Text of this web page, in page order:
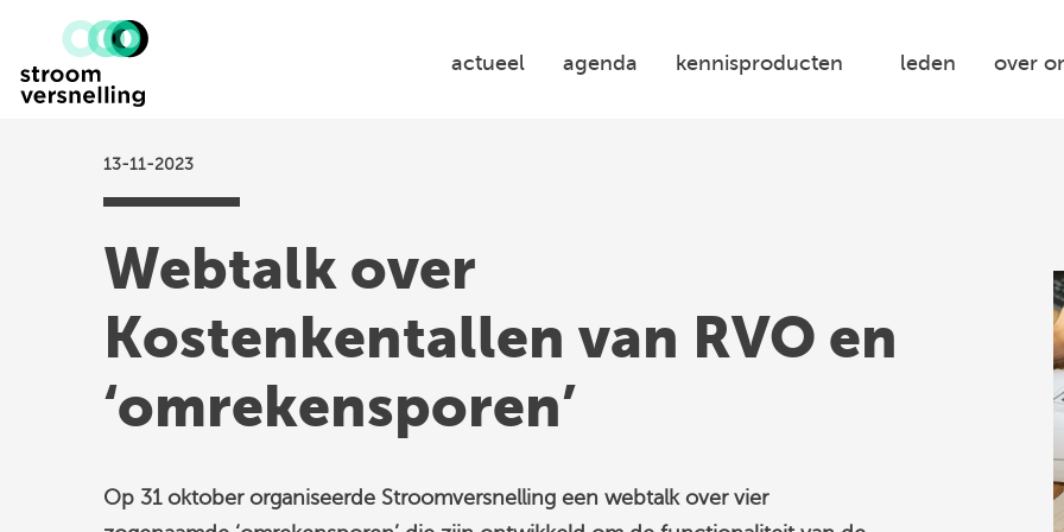
Stroomversnelling
actueel agenda kennisproducten leden over
13-11-2023
Webtalk over
Kostenkentallen van RVO en
‘omrekensporen’
Op 31 oktober organiseerde Stroomversnelling een webtalk over vier